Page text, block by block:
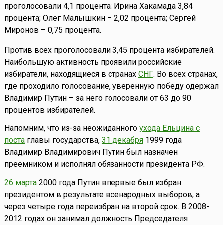
проголосовали 4,1 процента; Ирина Хакамада 3,84
процента; Олег Малышкин – 2,02 процента; Сергей
Миронов – 0,75 процента.
Против всех проголосовали 3,45 процента избирателей.
Наибольшую активность проявили российские
избиратели, находящиеся в странах СНГ. Во всех странах,
где проходило голосование, уверенную победу одержал
Владимир Путин – за него голосовали от 63 до 90
процентов избирателей.
Напомним, что из-за неожиданного ухода Ельцина с
постаглавы государства, 31 декабря1999 года
Владимир Владимирович Путин был назначен
преемником и исполнял обязанности президента РФ.
26 марта2000 года Путин впервые был избран
президентом в результате всенародных выборов, а
через четыре года переизбран на второй срок. В 2008-
2012 годах он занимал должность Председателя